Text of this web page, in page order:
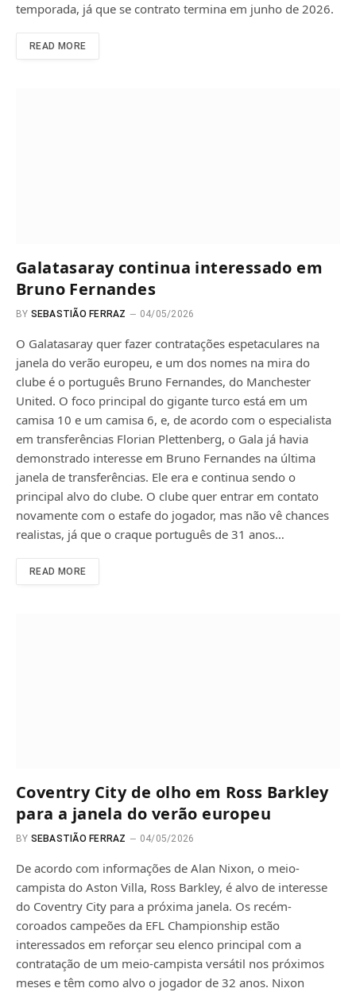
temporada, já que se contrato termina em junho de 2026.
READ MORE
Galatasaray continua interessado em
Bruno Fernandes
BY SEBASTIÃO FERRAZ 04/05/2026
O Galatasaray quer fazer contratações espetaculares na
janela do verão europeu, e um dos nomes na mira do
clube é o português Bruno Fernandes, do Manchester
United. O foco principal do gigante turco está em um
camisa 10 e um camisa 6, e, de acordo com o especialista
em transferências Florian Plettenberg, o Gala já havia
demonstrado interesse em Bruno Fernandes na última
janela de transferências. Ele era e continua sendo o
principal alvo do clube. O clube quer entrar em contato
novamente com o estafe do jogador, mas não vê chances
realistas, já que o craque português de 31 anos…
READ MORE
Coventry City de olho em Ross Barkley
para a janela do verão europeu
BY SEBASTIÃO FERRAZ 04/05/2026
De acordo com informações de Alan Nixon, o meio-
campista do Aston Villa, Ross Barkley, é alvo de interesse
do Coventry City para a próxima janela. Os recém-
coroados campeões da EFL Championship estão
interessados ​​em reforçar seu elenco principal com a
contratação de um meio-campista versátil nos próximos
meses e têm como alvo o jogador de 32 anos. Nixon